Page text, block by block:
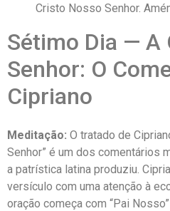
Cristo Nosso Senhor.
Sétimo Dia — A
Senhor: O
Cipriano
Meditação: O tratado de
Senhor” é um dos comentários
a patrística latina produziu.
versículo com uma atenção à
oração começa com “Pai